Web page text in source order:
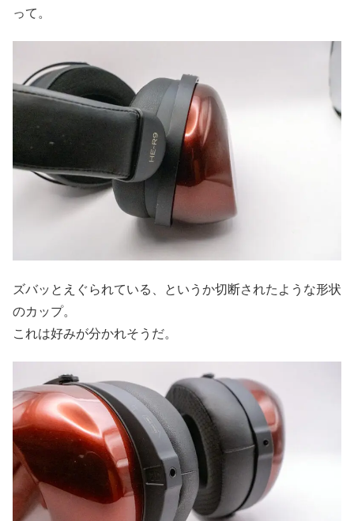
って。
ズバッとえぐられている、というか切断されたような形状
のカップ。
これは好みが分かれそうだ。